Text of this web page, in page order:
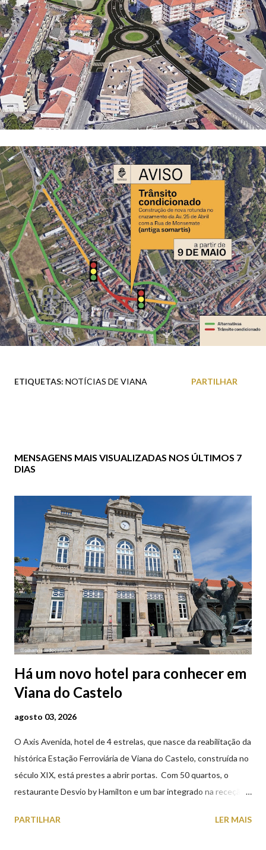
ETIQUETAS: NOTÍCIAS DE VIANA PARTILHAR
MENSAGENS MAIS VISUALIZADAS NOS ÚLTIMOS 7
DIAS
Há um novo hotel para conhecer em
Viana do Castelo
agosto 03, 2026
O Axis Avenida, hotel de 4 estrelas, que nasce da reabilitação da
histórica Estação Ferroviária de Viana do Castelo, construída no
século XIX, está prestes a abrir portas. Com 50 quartos, o
restaurante Desvio by Hamilton e um bar integrado na receção,
peças históricas cedidas pela IP Património que homenageiam a
PARTILHAR LER MAIS